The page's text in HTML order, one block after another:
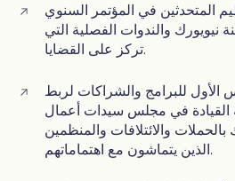
المتحدثين في المؤتمر السنوي
نيويورك والندوات الفصلية التي
تركز على القضايا.
الأول للبرامج والشراكات لربط
في مجلس سيدات أعمال
والائتلافات والمنظمين
الذين يتماشون مع اهتماماتهم.